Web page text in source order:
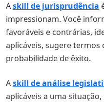
Askill de jurisprudência
impressionam. Você
favoráveis e contrárias,
aplicáveis, sugere termos
probabilidade de êxito.
Askill de análise
aplicáveis a uma